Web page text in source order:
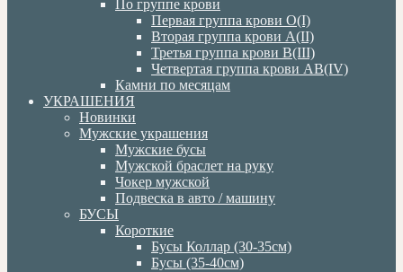
По группе крови
Первая группа крови О(I)
Вторая группа крови А(II)
Третья группа крови В(III)
Четвертая группа крови АВ(IV)
Камни по месяцам
УКРАШЕНИЯ
Новинки
Мужские украшения
Мужские бусы
Мужской браслет на руку
Чокер мужской
Подвеска в авто / машину
БУСЫ
Короткие
Бусы Коллар (30-35см)
Бусы (35-40см)